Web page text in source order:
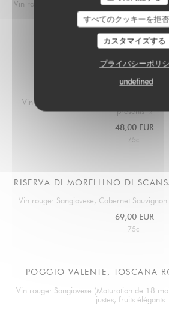
すべてのクッキーを拒
カスタマイズする
プライバシーポリ
undefined
Vin rouge: Sangiovese, Cabernet
de la violette et du
39,00 EUR
75cl
MORELLINO DI SCANSANO
Vin rouge: Sangiovese, Alicante, Ciliegiolo
présents »
48,00 EUR
75cl
RISERVA DI MORELLINO DI
Vin rouge: Sangiovese, Cabernet
69,00 EUR
75cl
POGGIO VALENTE, TOSCANA
Vin rouge: Sangiovese (Maturation de 18
justes, fruits élégants